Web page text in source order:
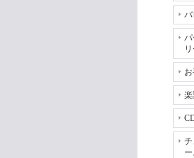
チ